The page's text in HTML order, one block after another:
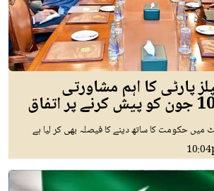
پارٹی کا اہم مشاورتی
میں حکومت کا ساتھ دینے کا فیصلہ بھی کر لیا ہے